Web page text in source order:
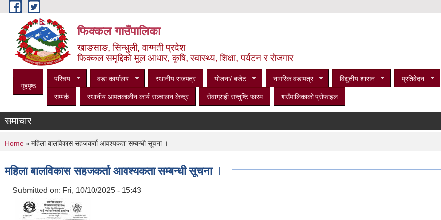
Skip to main content
फिक्कल गाउँपालिका
खाङसाङ, सिन्धुली, वाग्मती प्रदेश
फिक्कल समृद्दिको मूल आधार, कृषि, स्वास्थ्य, शिक्षा, पर्यटन र रोजगार
गृहपृष्ठ
परिचय वडा कार्यालय स्थानीय राजपत्र योजना/ बजेट नागरिक वडापत्र विद्युतीय शासन प्रतिवेदन
सम्पर्क स्थानीय आपतकालीन कार्य सञ्‍चालन केन्द्र सेवाग्राही सन्तुष्टि फारम गाउँपालिकाको प्रोफाइल
समाचार
You are here
Home » महिला बालविकास सहजकर्ता आवश्यकता सम्बन्धी सूचना ।
महिला बालविकास सहजकर्ता आवश्यकता सम्बन्धी सूचना ।
Submitted on: Fri, 10/10/2025 - 15:43